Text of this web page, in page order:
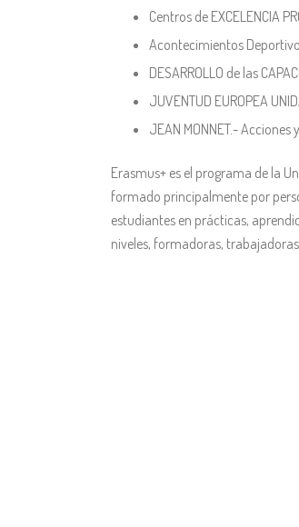
Centros de EXCELENCIA
Acontecimientos
DESARROLLO de las
JUVENTUD EUROPEA
JEAN MONNET.- Acciones
Erasmus+ es el programa de la
formado principalmente por
estudiantes en prácticas,
niveles, formadoras,